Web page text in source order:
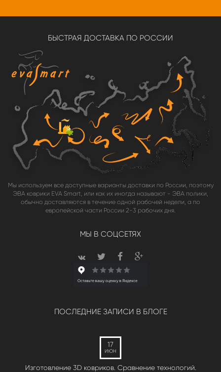
БЫСТРАЯ ДОСТАВКА ПО РОССИИ
Мы используем все доступные варианты доставки по России, поэтому
ЭВА коврики EVA Smart, или как их иногда называют - ЭВА полики,
обычно доставляются в течение одной рабочей недели, а по
европейской части России 2-3 рабочих дня.
МЫ В СОЦСЕТЯХ
ПОСЛЕДНИЕ ЗАПИСИ В БЛОГЕ
17
ИЮН
Изготовление 3D ковриков. Сравнение технологий.